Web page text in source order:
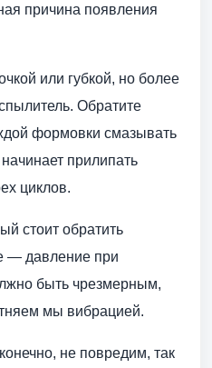
причина появления
или губкой, но более
Обратите
формовки смазывать
прилипать
циклов.
стоит обратить
— давление при
быть чрезмерным,
мы вибрацией.
не повредим, так